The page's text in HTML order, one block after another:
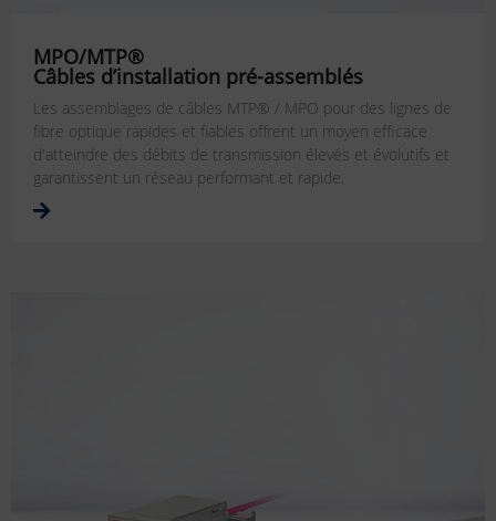
MPO/MTP®
Câbles d’installation pré-assemblés
Les assemblages de câbles MTP® / MPO pour des lignes de
fibre optique rapides et fiables offrent un moyen efficace
d'atteindre des débits de transmission élevés et évolutifs et
garantissent un réseau performant et rapide.